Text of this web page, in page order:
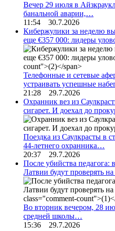
Вечер 29 июля в
банальной аварии,…
11:54 30.7.2026
Кибержулики за неделю
еще €357 000: лидеры
Телефонные и сетевые
устраивать успешные
21:28 29.7.2026
Охранник вез из
сигарет. И доехал до
Поездка из Саулкрасты в
44-летнего охранника…
20:37 29.7.2026
После убийства
Латвии будут проверять на
Во вторник вечером, 28
средней школы…
15:36 29.7.2026